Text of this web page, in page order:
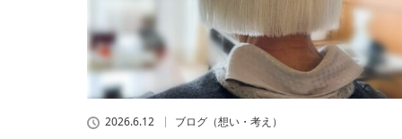
2026.6.12 ブログ（想い・考え）